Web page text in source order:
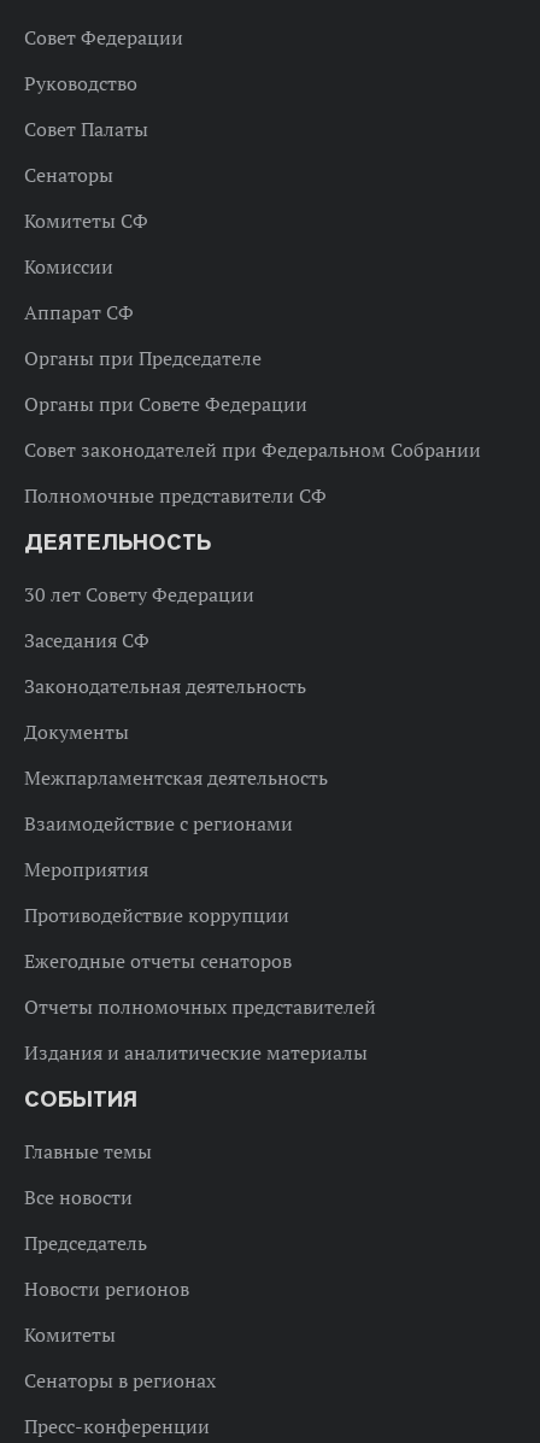
Совет Федерации
Руководство
Совет Палаты
Сенаторы
Комитеты СФ
Комиссии
Аппарат СФ
Органы при Председателе
Органы при Совете Федерации
Совет законодателей при Федеральном Собрании
Полномочные представители СФ
ДЕЯТЕЛЬНОСТЬ
30 лет Совету Федерации
Заседания СФ
Законодательная деятельность
Документы
Межпарламентская деятельность
Взаимодействие с регионами
Мероприятия
Противодействие коррупции
Ежегодные отчеты сенаторов
Отчеты полномочных представителей
Издания и аналитические материалы
СОБЫТИЯ
Главные темы
Все новости
Председатель
Новости регионов
Комитеты
Сенаторы в регионах
Пресс-конференции